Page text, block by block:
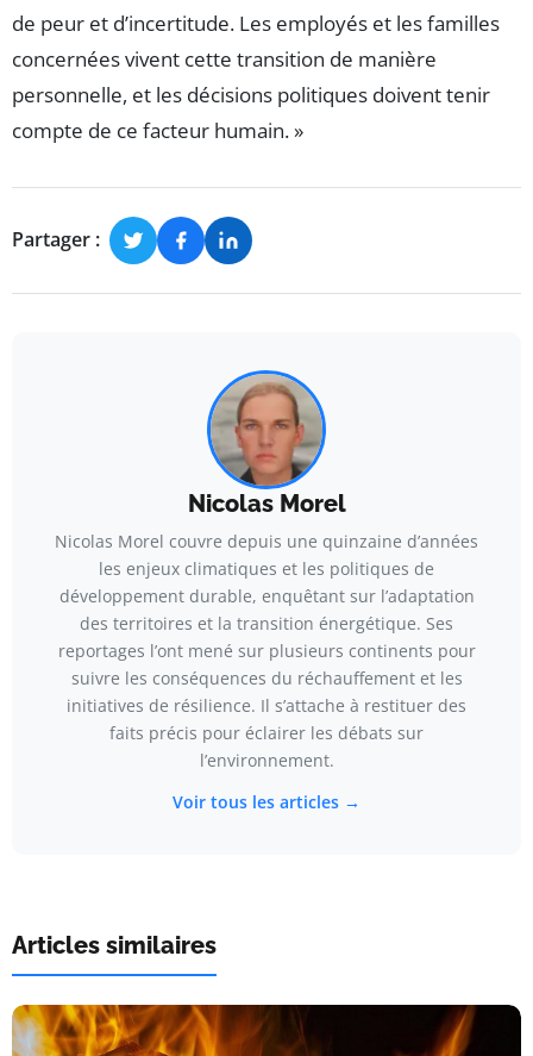
de peur et d’incertitude. Les employés et les familles
concernées vivent cette transition de manière
personnelle, et les décisions politiques doivent tenir
compte de ce facteur humain. »
Partager :
Nicolas Morel
Nicolas Morel couvre depuis une quinzaine d’années
les enjeux climatiques et les politiques de
développement durable, enquêtant sur l’adaptation
des territoires et la transition énergétique. Ses
reportages l’ont mené sur plusieurs continents pour
suivre les conséquences du réchauffement et les
initiatives de résilience. Il s’attache à restituer des
faits précis pour éclairer les débats sur
l’environnement.
Voir tous les articles →
Articles similaires